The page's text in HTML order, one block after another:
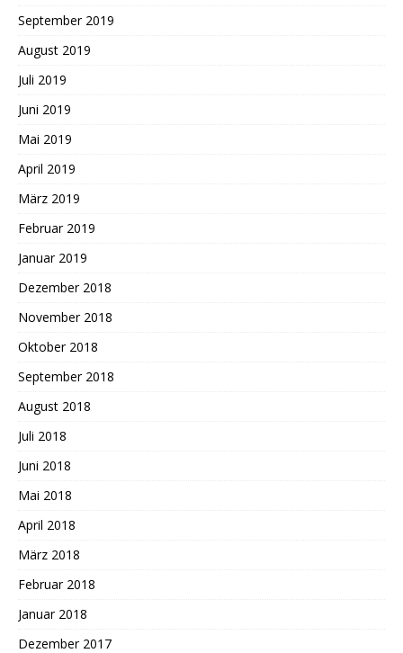
September 2019
August 2019
Juli 2019
Juni 2019
Mai 2019
April 2019
März 2019
Februar 2019
Januar 2019
Dezember 2018
November 2018
Oktober 2018
September 2018
August 2018
Juli 2018
Juni 2018
Mai 2018
April 2018
März 2018
Februar 2018
Januar 2018
Dezember 2017